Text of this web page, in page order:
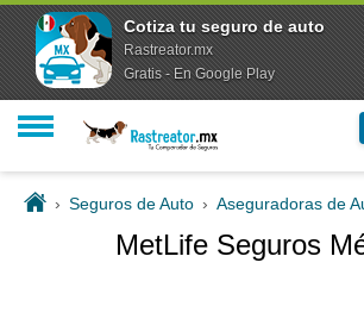
› Seguros de Auto › Aseguradoras de
MetLife Seguros
Cotiza tu seguro de auto
Rastreator.mx
Gratis - En Google Play